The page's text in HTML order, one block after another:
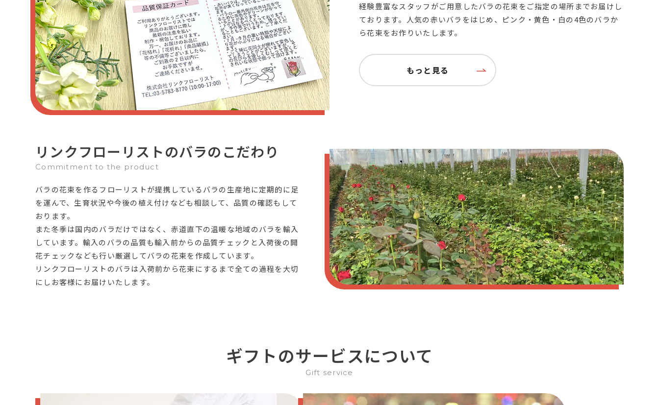
経験豊富なスタッフがご用意したバラの花束をご指定の場所までお届けし
ております。人気の赤いバラをはじめ、ピンク・黄色・白の4色のバラか
ら花束をお作りいたします。
もっと見る
リンクフローリストのバラのこだわり
Commitment to the product
バラの花束を作るフローリストが提携しているバラの生産地に定期的に足
を運んで、生育状況や今後の植え付けなども相談して、品質の確認もして
おります。
また冬季は国内のバラだけではなく、赤道直下の温暖な地域のバラを輸入
しています。輸入のバラの品質も輸入前からの品質チェックと入荷後の開
花チェックなども行い厳選してバラの花束を作成しています。
リンクフローリストのバラは入荷前から花束にするまで全ての過程を大切
にしお客様にお届けいたします。
ギフトのサービスについて
Gift service